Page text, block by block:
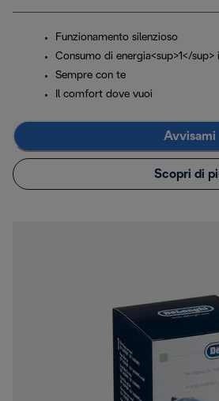
Funzionamento silenzioso
Consumo di energia<sup>1</sup>
Sempre con te
Il comfort dove vuoi
Avvisami
Scopri di